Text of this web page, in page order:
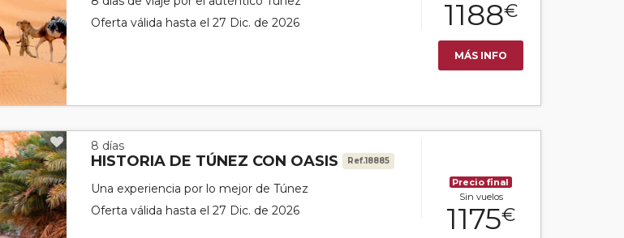
Oferta válida hasta el 27 Dic. de 2026
1188€
MÁS INFO
8 días
HISTORIA DE TÚNEZ CON OASIS Ref.18885
Una experiencia por lo mejor de Túnez
Oferta válida hasta el 27 Dic. de 2026
Precio final
Sin vuelos
1175€